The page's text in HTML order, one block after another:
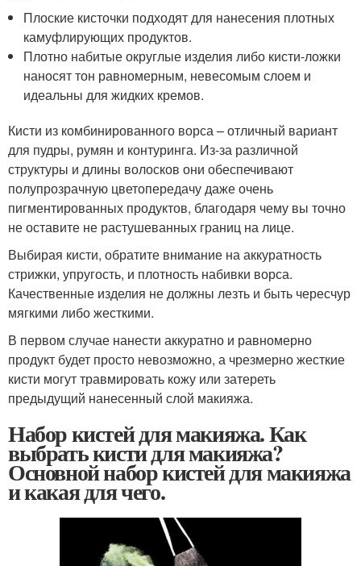
Плоские кисточки подходят для нанесения плотных
камуфлирующих продуктов.
Плотно набитые округлые изделия либо кисти-ложки
наносят тон равномерным, невесомым слоем и
идеальны для жидких кремов.
Кисти из комбинированного ворса – отличный вариант
для пудры, румян и контуринга. Из-за различной
структуры и длины волосков они обеспечивают
полупрозрачную цветопередачу даже очень
пигментированных продуктов, благодаря чему вы точно
не оставите не растушеванных границ на лице.
Выбирая кисти, обратите внимание на аккуратность
стрижки, упругость, и плотность набивки ворса.
Качественные изделия не должны лезть и быть чересчур
мягкими либо жесткими.
В первом случае нанести аккуратно и равномерно
продукт будет просто невозможно, а чрезмерно жесткие
кисти могут травмировать кожу или затереть
предыдущий нанесенный слой макияжа.
Набор кистей для макияжа. Как
выбрать кисти для макияжа?
Основной набор кистей для макияжа
и какая для чего.